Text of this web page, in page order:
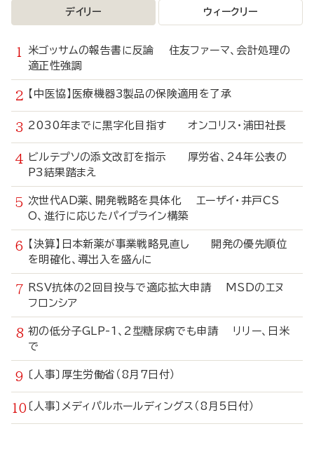
デイリー ウィークリー
米ゴッサムの報告書に反論 住友ファーマ、会計処理の
適正性強調
【中医協】医療機器3製品の保険適用を了承
2030年までに黒字化目指す オンコリス・浦田社長
ビルテプソの添文改訂を指示 厚労省、24年公表の
P3結果踏まえ
次世代AD薬、開発戦略を具体化 エーザイ・井戸CS
O、進行に応じたパイプライン構築
【決算】日本新薬が事業戦略見直し 開発の優先順位
を明確化、導出入を盛んに
RSV抗体の2回目投与で適応拡大申請 MSDのエヌ
フロンシア
初の低分子GLP-1、2型糖尿病でも申請 リリー、日米
で
〔人事〕厚生労働省（8月7日付）
〔人事〕メディパルホールディングス（8月5日付）